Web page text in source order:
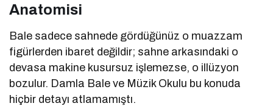
Anatomisi
Bale sadece sahnede gördüğünüz o muazzam
figürlerden ibaret değildir; sahne arkasındaki o
devasa makine kusursuz işlemezse, o illüzyon
bozulur. Damla Bale ve Müzik Okulu bu konuda
hiçbir detayı atlamamıştı.